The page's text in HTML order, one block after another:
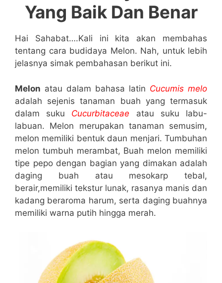
Yang Baik Dan Benar
Hai Sahabat….Kali ini kita akan membahas
tentang cara budidaya Melon. Nah, untuk lebih
jelasnya simak pembahasan berikut ini.
Melon atau dalam bahasa latin Cucumis melo
adalah sejenis tanaman buah yang termasuk
dalam suku Cucurbitaceae
atau suku labu-
labuan. Melon merupakan tanaman semusim,
melon memiliki bentuk daun menjari. Tumbuhan
melon tumbuh merambat, Buah melon memiliki
tipe pepo dengan bagian yang dimakan adalah
daging buah atau mesokarp tebal,
berair,memiliki tekstur lunak, rasanya manis dan
kadang beraroma harum, serta daging buahnya
memiliki warna putih hingga merah.